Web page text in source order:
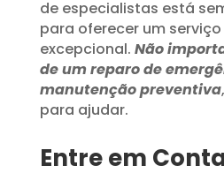
de especialistas está
para oferecer um
excepcional. Não
de um reparo de
manutenção preventiva
para ajudar.
Entre em